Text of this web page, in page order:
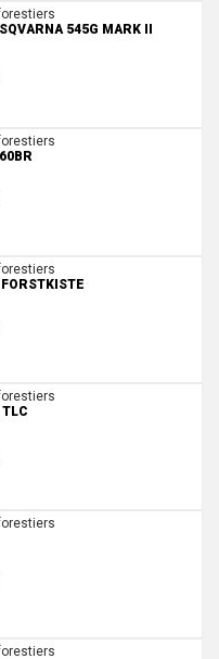
545G MARK II